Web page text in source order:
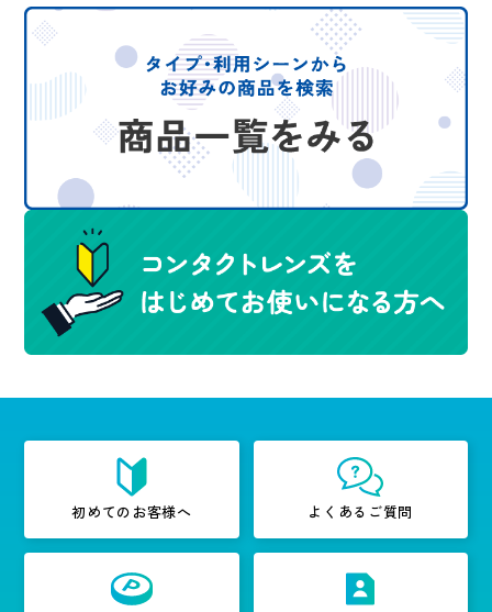
初めてのお客様へ よくあるご質問